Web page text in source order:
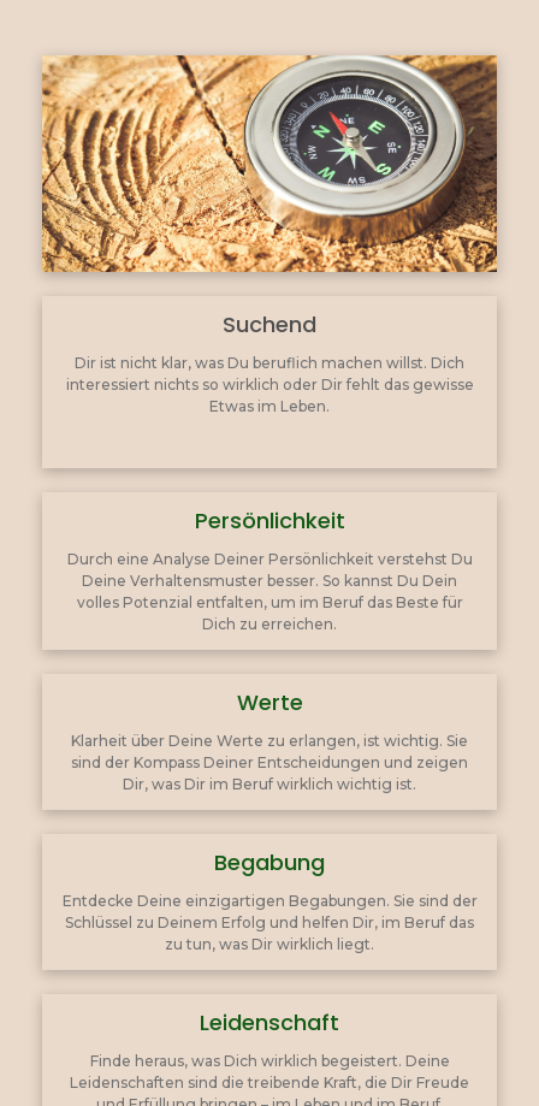
Suchend
Dir ist nicht klar, was Du beruflich machen willst. Dich
interessiert nichts so wirklich oder Dir fehlt das gewisse
Etwas im Leben.
Persönlichkeit
Durch eine Analyse Deiner Persönlichkeit verstehst Du
Deine Verhaltensmuster besser. So kannst Du Dein
volles Potenzial entfalten, um im Beruf das Beste für
Dich zu erreichen.
Werte
Klarheit über Deine Werte zu erlangen, ist wichtig. Sie
sind der Kompass Deiner Entscheidungen und zeigen
Dir, was Dir im Beruf wirklich wichtig ist.
Begabung
Entdecke Deine einzigartigen Begabungen. Sie sind der
Schlüssel zu Deinem Erfolg und helfen Dir, im Beruf das
zu tun, was Dir wirklich liegt.
Leidenschaft
Finde heraus, was Dich wirklich begeistert. Deine
Leidenschaften sind die treibende Kraft, die Dir Freude